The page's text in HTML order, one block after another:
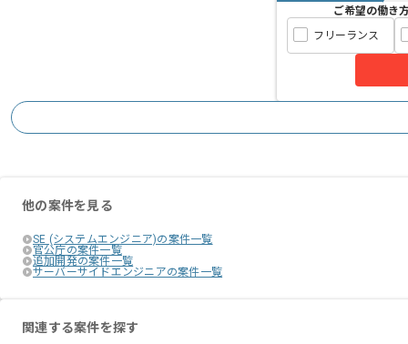
ご希望の働き
フリーランス
他の案件を見る
SE (システムエンジニア)の案件一覧
官公庁の案件一覧
追加開発の案件一覧
サーバーサイドエンジニアの案件一覧
関連する案件を探す